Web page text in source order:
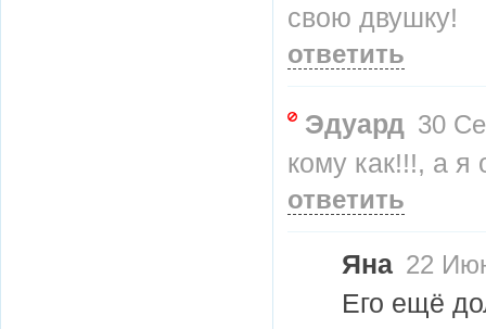
свою двушку!
ответить
Эдуард 30
кому как!!!, а я
ответить
Яна 22
Его ещё